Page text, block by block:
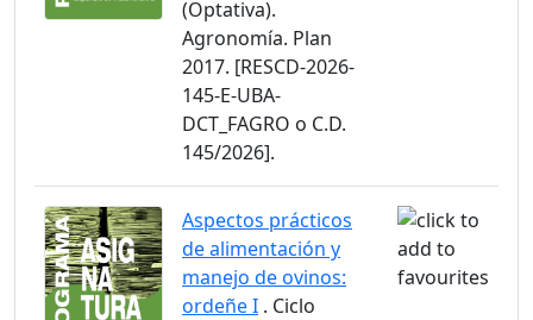
(Optativa).
Agronomía. Plan
2017. [RESCD-2026-
145-E-UBA-
DCT_FAGRO o C.D.
145/2026].
Aspectos prácticos
de alimentación y
manejo de ovinos:
ordeñe I . Ciclo